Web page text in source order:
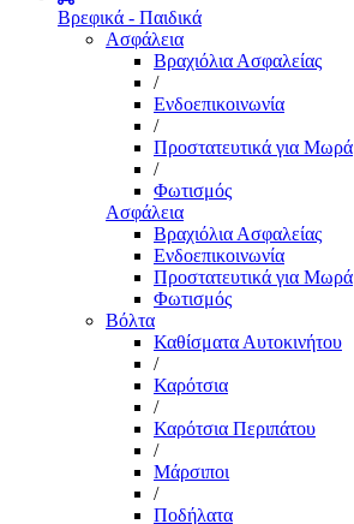
Βρεφικά - Παιδικά
Ασφάλεια
Βραχιόλια Ασφαλείας
/
Ενδοεπικοινωνία
/
Προστατευτικά για Μωρά
/
Φωτισμός
Ασφάλεια
Βραχιόλια Ασφαλείας
Ενδοεπικοινωνία
Προστατευτικά για Μωρά
Φωτισμός
Βόλτα
Καθίσματα Αυτοκινήτου
/
Καρότσια
/
Καρότσια Περιπάτου
/
Μάρσιποι
/
Ποδήλατα